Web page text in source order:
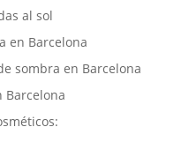
al sol
en Barcelona
sombra en Barcelona
Barcelona